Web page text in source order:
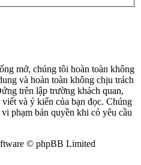
mở, chúng tôi hoàn toàn không
và hoàn toàn không chịu trách
trên lập trường khách quan,
và ý kiến của bạn đọc. Chúng
phạm bản quyền khi có yêu cầu
© phpBB Limited